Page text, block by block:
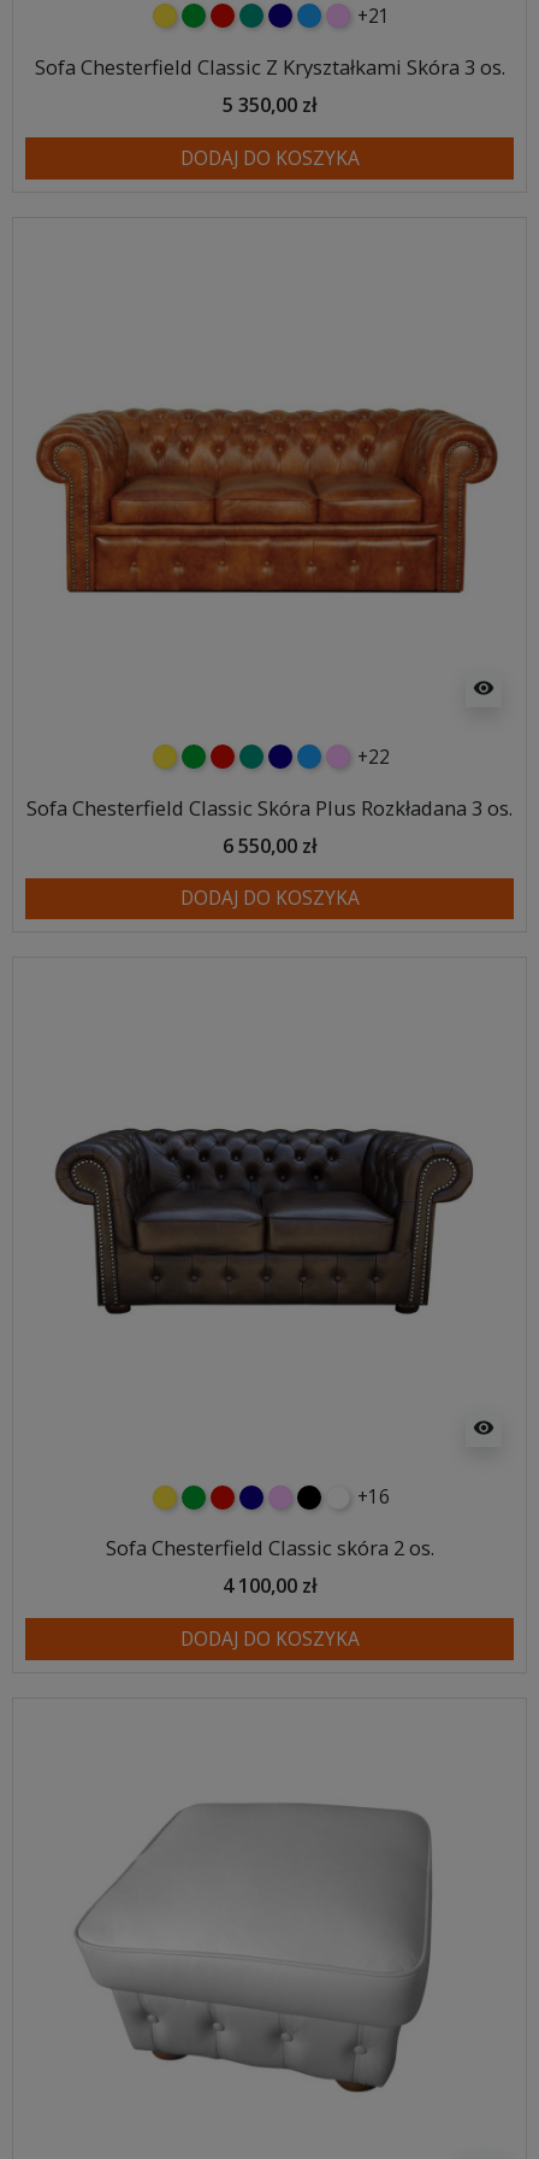
żółtyzielonyczerwony
turkusowy
granatowy
niebieski
różowy
+21
Sofa Chesterfield Classic Z Kryształkami Skóra 3 os.
5 350,00 zł
DODAJ DO KOSZYKA
visibility
żółtyzielonyczerwony
turkusowy
granatowy
niebieski
różowy
+22
Sofa Chesterfield Classic Skóra Plus Rozkładana 3 os.
6 550,00 zł
DODAJ DO KOSZYKA
visibility
żółtyzielonyczerwony
granatowy
różowyczarnybiały+16
Sofa Chesterfield Classic skóra 2 os.
4 100,00 zł
DODAJ DO KOSZYKA